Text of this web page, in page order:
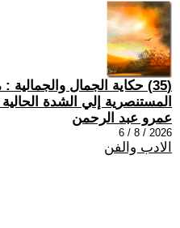
(35) حكاية الجمال
المستنصرية إلي الشدة
عمرو عبد الرحمن
2026 / 8 / 6
الادب والفن